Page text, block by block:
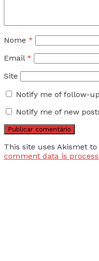
Nome *
Email *
Site
Notify me of follow-
Notify me of new
This site uses Akismet
comment data is